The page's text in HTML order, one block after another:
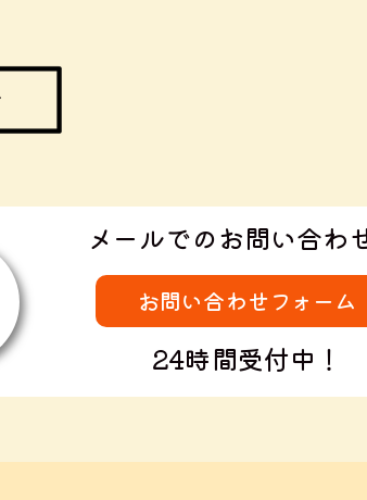
メールでのお問い合わ
お問い合わせフォーム
24時間受付中！